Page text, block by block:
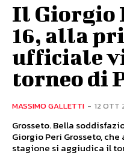
Il Giorgio
16, alla
ufficiale
torneo di
MASSIMO GALLETTI - 12 OTT
Grosseto. Bella
Giorgio Peri Grosseto,
stagione si aggiudica il